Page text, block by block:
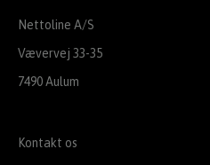
Nettoline A/S
Vævervej 33-35
7490 Aulum
Kontakt os